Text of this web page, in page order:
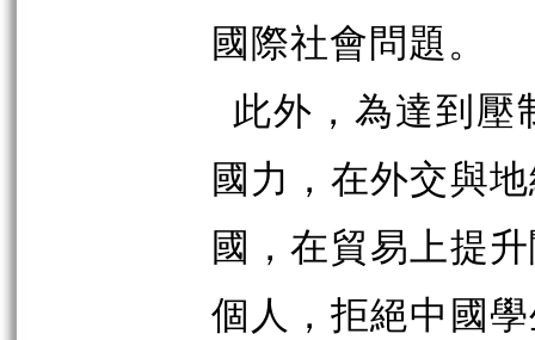
國際社會問題。
此外，為達到壓
國力，在外交與
國，在貿易上提
個人，拒絕中國